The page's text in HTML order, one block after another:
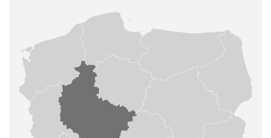
Pliki do pobrania
Strefa architekta
Pytania i odpowiedzi
Kariera
Kontakt
Komunikacja z akcjonariuszami
Relacje inwestorskie